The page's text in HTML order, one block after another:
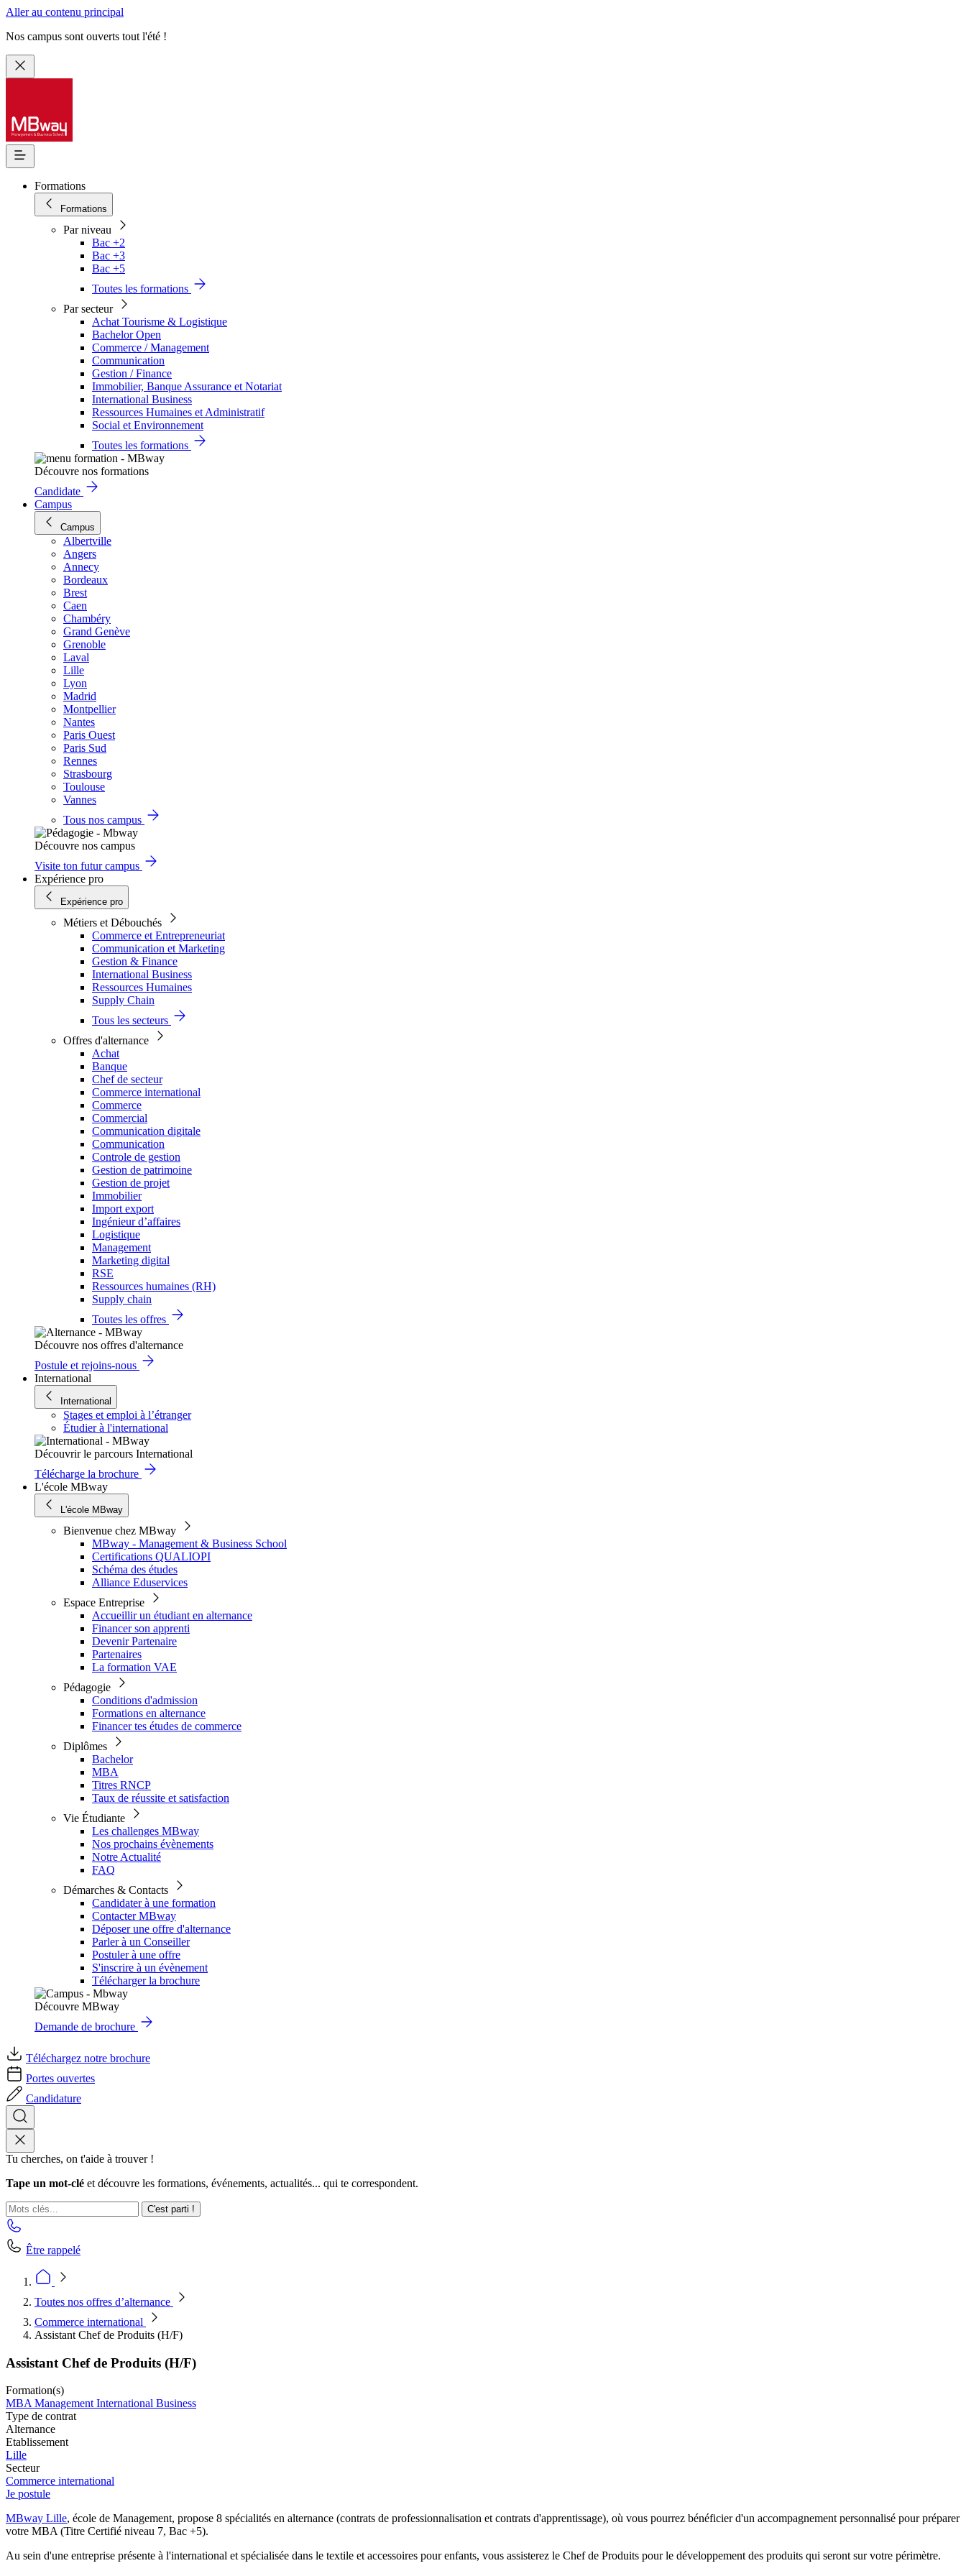
Aller au contenu principal
Nos campus sont ouverts tout l'été !
Formations
Formations
Par niveau
Bac +2
Bac +3
Bac +5
Toutes les formations
Par secteur
Achat Tourisme & Logistique
Bachelor Open
Commerce / Management
Communication
Gestion / Finance
Immobilier, Banque Assurance et Notariat
International Business
Ressources Humaines et Administratif
Social et Environnement
Toutes les formations
Découvre nos formations
Candidate
Campus
Campus
Albertville
Angers
Annecy
Bordeaux
Brest
Caen
Chambéry
Grand Genève
Grenoble
Laval
Lille
Lyon
Madrid
Montpellier
Nantes
Paris Ouest
Paris Sud
Rennes
Strasbourg
Toulouse
Vannes
Tous nos campus
Découvre nos campus
Visite ton futur campus
Expérience pro
Expérience pro
Métiers et Débouchés
Commerce et Entrepreneuriat
Communication et Marketing
Gestion & Finance
International Business
Ressources Humaines
Supply Chain
Tous les secteurs
Offres d'alternance
Achat
Banque
Chef de secteur
Commerce international
Commerce
Commercial
Communication digitale
Communication
Controle de gestion
Gestion de patrimoine
Gestion de projet
Immobilier
Import export
Ingénieur d’affaires
Logistique
Management
Marketing digital
RSE
Ressources humaines (RH)
Supply chain
Toutes les offres
Découvre nos offres d'alternance
Postule et rejoins-nous
International
International
Stages et emploi à l’étranger
Étudier à l'international
Découvrir le parcours International
Télécharge la brochure
L'école MBway
L'école MBway
Bienvenue chez MBway
MBway - Management & Business School
Certifications QUALIOPI
Schéma des études
Alliance Eduservices
Espace Entreprise
Accueillir un étudiant en alternance
Financer son apprenti
Devenir Partenaire
Partenaires
La formation VAE
Pédagogie
Conditions d'admission
Formations en alternance
Financer tes études de commerce
Diplômes
Bachelor
MBA
Titres RNCP
Taux de réussite et satisfaction
Vie Étudiante
Les challenges MBway
Nos prochains évènements
Notre Actualité
FAQ
Démarches & Contacts
Candidater à une formation
Contacter MBway
Déposer une offre d'alternance
Parler à un Conseiller
Postuler à une offre
S'inscrire à un évènement
Télécharger la brochure
Découvre MBway
Demande de brochure
Téléchargez notre brochure
Portes ouvertes
Candidature
Tu cherches, on t'aide à trouver !
Tape un mot-clé et découvre les formations, événements, actualités... qui te correspondent.
C'est parti !
Être rappelé
Toutes nos offres d’alternance
Commerce international
Assistant Chef de Produits (H/F)
Assistant Chef de Produits (H/F)
Formation(s)
MBA Management International Business
Type de contrat
Alternance
Etablissement
Lille
Secteur
Commerce international
Je postule
MBway Lille, école de Management, propose 8 spécialités en alternance (contrats de professionnalisation et contrats d'apprentissage), où vous pourrez bénéficier d'un accompagnement personnalisé pour préparer
votre MBA (Titre Certifié niveau 7, Bac +5).
Au sein d'une entreprise présente à l'international et spécialisée dans le textile et accessoires pour enfants, vous assisterez le Chef de Produits pour le développement des produits qui seront sur votre périmètre.